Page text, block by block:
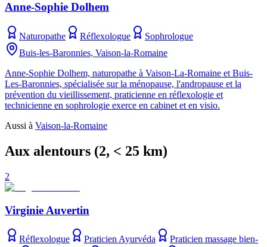
Anne-Sophie Dolhem
Naturopathe Réflexologue
Sophrologue
Buis-les-Baronnies, Vaison-la-Romaine
Anne-Sophie Dolhem, naturopathe à Vaison-La-Romaine et Buis-
Les-Baronnies, spécialisée sur la ménopause, l'andropause et la
prévention du vieillissement, praticienne en réflexologie et
technicienne en sophrologie exerce en cabinet et en visio.
Aussi à Vaison-la-Romaine
Aux alentours (2, < 25 km)
2
Virginie Auvertin
Réflexologue Praticien Ayurvéda
Praticien massage bien-